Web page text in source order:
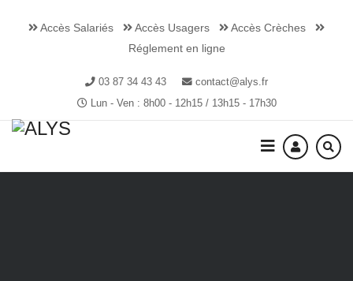
Accès Salariés Accès Usagers
Accès Crèches
Réglement en ligne
03 87 34 43 43
contact@alys.fr
Lun - Ven : 8h00 - 12h15 / 13h15 - 17h30